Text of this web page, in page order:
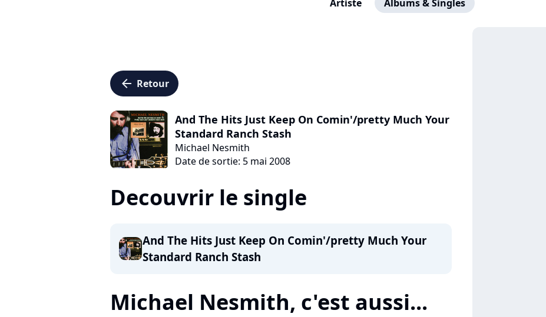
Artiste Albums & Singles
arrow_left Retour
And The Hits Just Keep On Comin'/pretty Much Your
Standard Ranch Stash
Michael Nesmith
Date de sortie: 5 mai 2008
Decouvrir le single
And The Hits Just Keep On Comin'/pretty Much Your
Standard Ranch Stash
Michael Nesmith, c'est aussi...